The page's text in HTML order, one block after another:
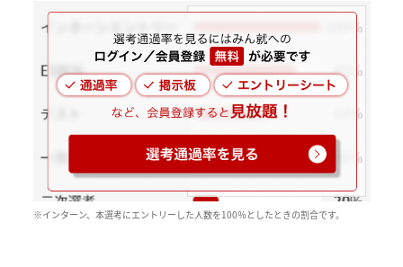
※インターン、本選考にエントリーした人数を100％としたときの割合です。